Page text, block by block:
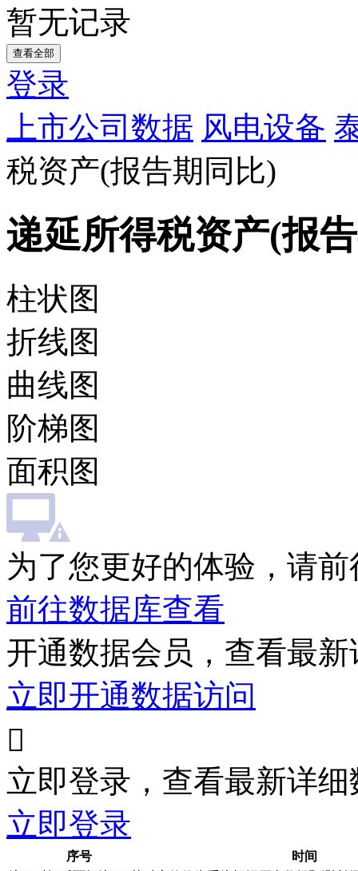
暂无记录
查看全部
登录
上市公司数据 风电设备
税资产(报告期同比)
递延所得税资产(报
柱状图
折线图
曲线图
阶梯图
面积图
为了您更好的体验，请
前往数据库查看
开通数据会员，查看最
立即开通数据访问

立即登录，查看最新详细
立即登录
序号
时间